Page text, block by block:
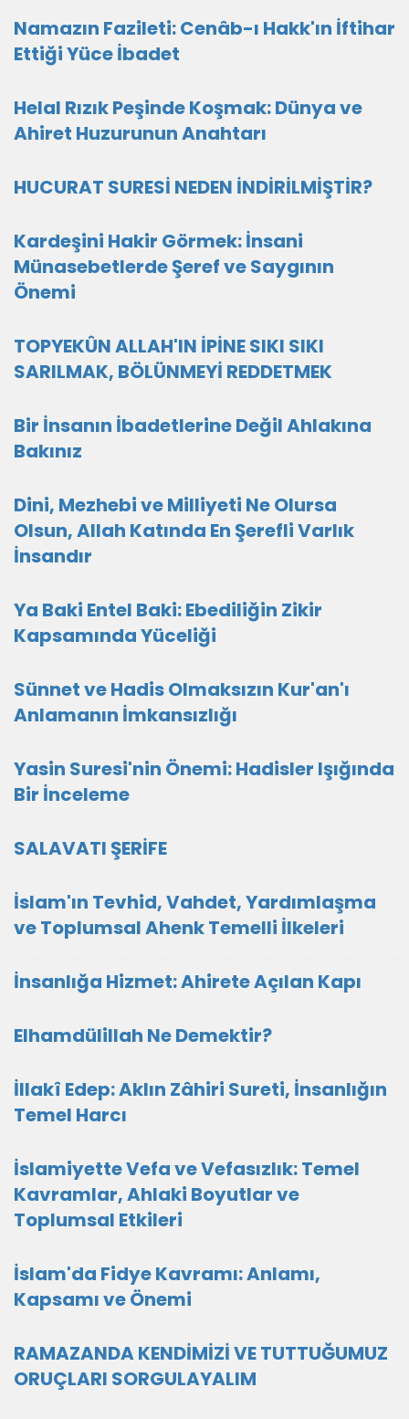
Namazın Fazileti: Cenâb-ı Hakk'ın İftihar
Ettiği Yüce İbadet
Helal Rızık Peşinde Koşmak: Dünya ve
Ahiret Huzurunun Anahtarı
HUCURAT SURESİ NEDEN İNDİRİLMİŞTİR?
Kardeşini Hakir Görmek: İnsani
Münasebetlerde Şeref ve Saygının
Önemi
TOPYEKÛN ALLAH'IN İPİNE SIKI SIKI
SARILMAK, BÖLÜNMEYİ REDDETMEK
Bir İnsanın İbadetlerine Değil Ahlakına
Bakınız
Dini, Mezhebi ve Milliyeti Ne Olursa
Olsun, Allah Katında En Şerefli Varlık
İnsandır
Ya Baki Entel Baki: Ebediliğin Zikir
Kapsamında Yüceliği
Sünnet ve Hadis Olmaksızın Kur'an'ı
Anlamanın İmkansızlığı
Yasin Suresi'nin Önemi: Hadisler Işığında
Bir İnceleme
SALAVATI ŞERİFE
İslam'ın Tevhid, Vahdet, Yardımlaşma
ve Toplumsal Ahenk Temelli İlkeleri
İnsanlığa Hizmet: Ahirete Açılan Kapı
Elhamdülillah Ne Demektir?
İllakî Edep: Aklın Zâhiri Sureti, İnsanlığın
Temel Harcı
İslamiyette Vefa ve Vefasızlık: Temel
Kavramlar, Ahlaki Boyutlar ve
Toplumsal Etkileri
İslam'da Fidye Kavramı: Anlamı,
Kapsamı ve Önemi
RAMAZANDA KENDİMİZİ VE TUTTUĞUMUZ
ORUÇLARI SORGULAYALIM